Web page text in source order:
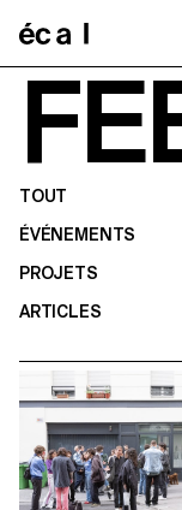
TOUT
ÉVÉNEMENTS
PROJETS
ARTICLES